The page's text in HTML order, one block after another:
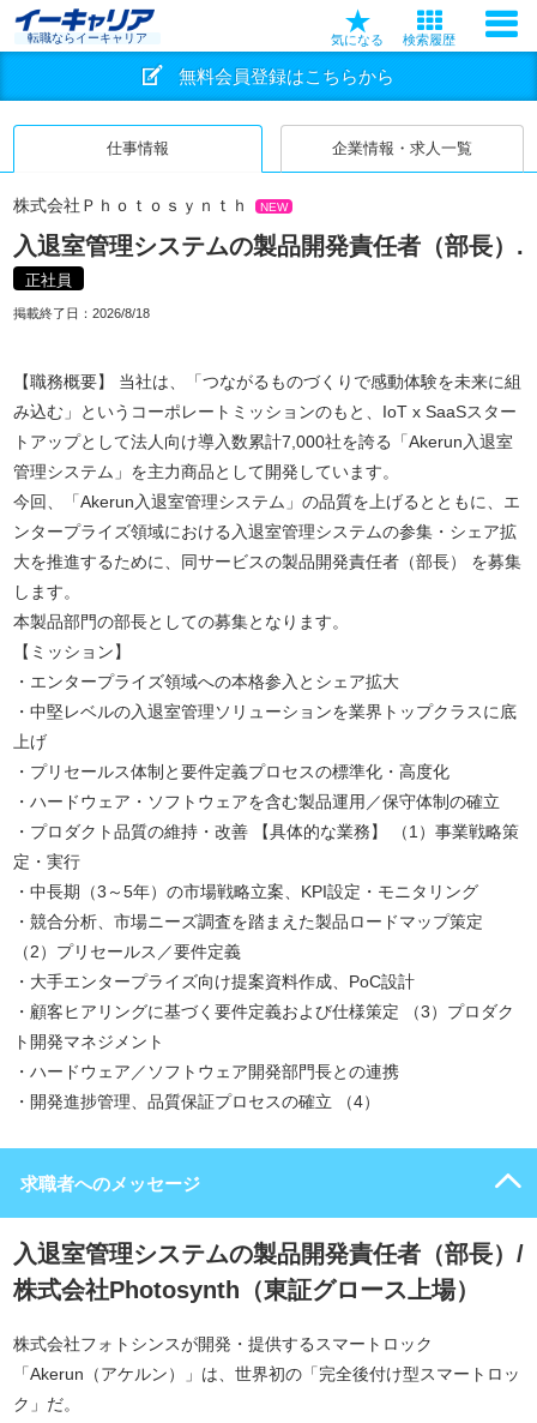
転職ならイーキャリア 気になる 検索履歴
無料会員登録はこちらから
仕事情報 企業情報・求人一覧
株式会社Ｐｈｏｔｏｓｙｎｔｈ NEW
入退室管理システムの製品開発責任者（部長）.
正社員
掲載終了日： 2026/8/18
【職務概要】 当社は、「つながるものづくりで感動体験を未来に組
み込む」というコーポレートミッションのもと、IoT x SaaSスター
トアップとして法人向け導入数累計7,000社を誇る「Akerun入退室
管理システム」を主力商品として開発しています。
今回、「Akerun入退室管理システム」の品質を上げるとともに、エ
ンタープライズ領域における入退室管理システムの参集・シェア拡
大を推進するために、同サービスの製品開発責任者（部長） を募集
します。
本製品部門の部長としての募集となります。
【ミッション】
・エンタープライズ領域への本格参入とシェア拡大
・中堅レベルの入退室管理ソリューションを業界トップクラスに底
上げ
・プリセールス体制と要件定義プロセスの標準化・高度化
・ハードウェア・ソフトウェアを含む製品運用／保守体制の確立
・プロダクト品質の維持・改善 【具体的な業務】 （1）事業戦略策
定・実行
・中長期（3～5年）の市場戦略立案、KPI設定・モニタリング
・競合分析、市場ニーズ調査を踏まえた製品ロードマップ策定
（2）プリセールス／要件定義
・大手エンタープライズ向け提案資料作成、PoC設計
・顧客ヒアリングに基づく要件定義および仕様策定 （3）プロダク
ト開発マネジメント
・ハードウェア／ソフトウェア開発部門長との連携
・開発進捗管理、品質保証プロセスの確立 （4）
求職者へのメッセージ
入退室管理システムの製品開発責任者（部長）/
株式会社Photosynth（東証グロース上場）
株式会社フォトシンスが開発・提供するスマートロック
「Akerun（アケルン）」は、世界初の「完全後付け型スマートロッ
ク」だ。